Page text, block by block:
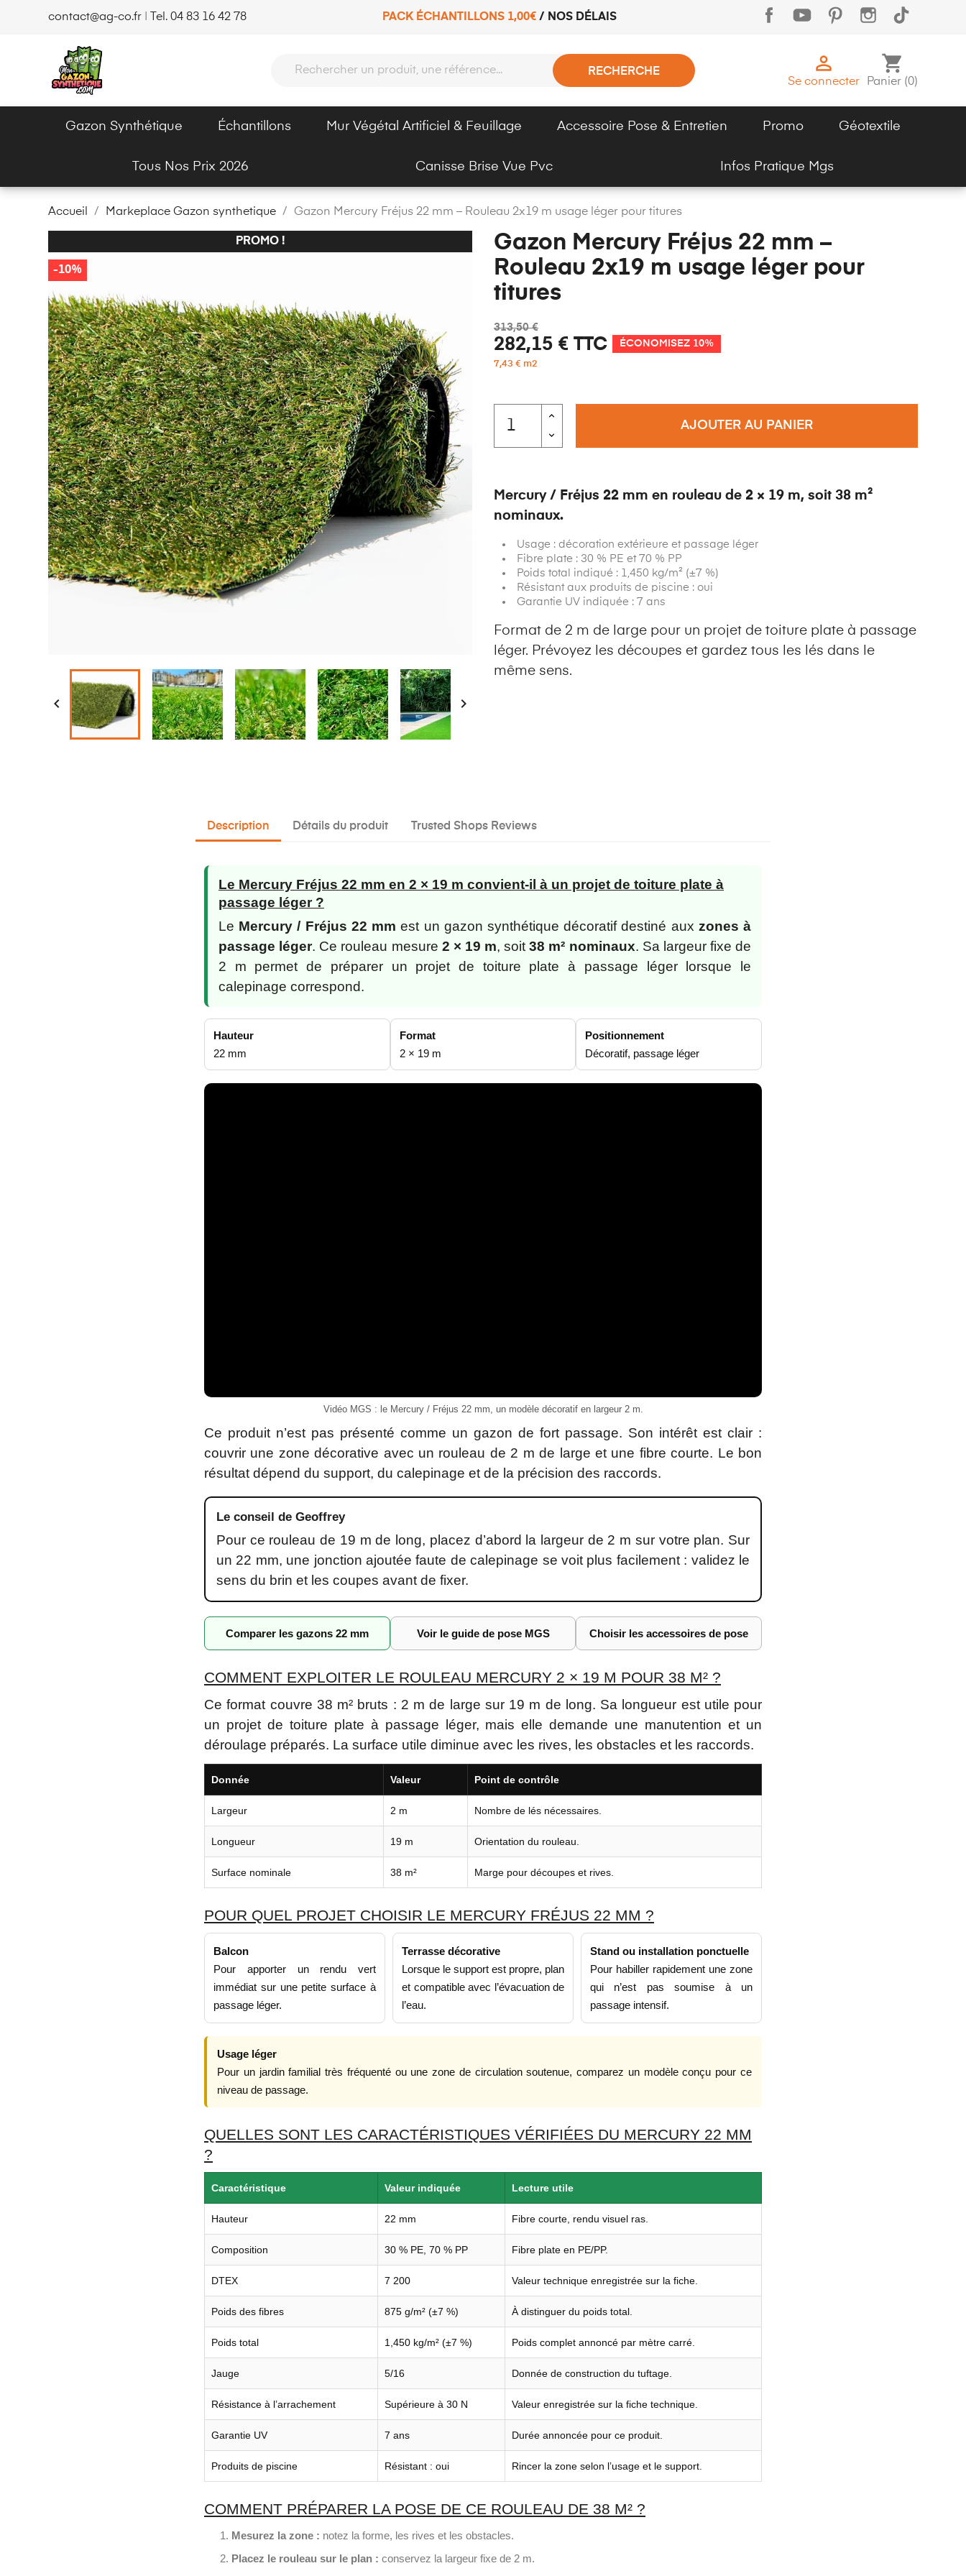
contact@ag-co.fr Tel. 04 83 16 42 78 PACK ÉCHANTILLONS 1,00€ / NOS DÉLAIS
RECHERCHE 
Se connecter
shopping_cart
Panier (0)
Gazon Synthétique Échantillons Mur Végétal Artificiel & Feuillage Accessoire Pose & Entretien Promo Géotextile
Tous Nos Prix 2026 Canisse Brise Vue Pvc Infos Pratique Mgs
Accueil Markeplace Gazon synthetique Gazon Mercury Fréjus 22 mm – Rouleau 2x19 m usage léger pour titures
PROMO !
-10%
 
Gazon Mercury Fréjus 22 mm –
Rouleau 2x19 m usage léger pour
titures
313,50 €
282,15 € TTC ÉCONOMISEZ 10%
7,43 € m2
AJOUTER AU PANIER
Mercury / Fréjus 22 mm en rouleau de 2 × 19 m, soit 38 m²
nominaux.
Usage : décoration extérieure et passage léger
Fibre plate : 30 % PE et 70 % PP
Poids total indiqué : 1,450 kg/m² (±7 %)
Résistant aux produits de piscine : oui
Garantie UV indiquée : 7 ans
Format de 2 m de large pour un projet de toiture plate à passage
léger. Prévoyez les découpes et gardez tous les lés dans le
même sens.
Description Détails du produit Trusted Shops Reviews
Le Mercury Fréjus 22 mm en 2 × 19 m convient-il à un projet de toiture plate à
passage léger ?
Le Mercury / Fréjus 22 mm est un gazon synthétique décoratif destiné aux zones à
passage léger. Ce rouleau mesure 2 × 19 m, soit38 m² nominaux. Sa largeur fixe de
2 m permet de préparer un projet de toiture plate à passage léger lorsque le
calepinage correspond.
Hauteur
22 mm
Format
2 × 19 m
Positionnement
Décoratif, passage léger
Vidéo MGS : le Mercury / Fréjus 22 mm, un modèle décoratif en largeur 2 m.
Ce produit n’est pas présenté comme un gazon de fort passage. Son intérêt est clair :
couvrir une zone décorative avec un rouleau de 2 m de large et une fibre courte. Le bon
résultat dépend du support, du calepinage et de la précision des raccords.
Le conseil de Geoffrey
Pour ce rouleau de 19 m de long, placez d’abord la largeur de 2 m sur votre plan. Sur
un 22 mm, une jonction ajoutée faute de calepinage se voit plus facilement : validez le
sens du brin et les coupes avant de fixer.
Comparer les gazons 22 mm Voir le guide de pose MGS Choisir les accessoires de pose
COMMENT EXPLOITER LE ROULEAU MERCURY 2 × 19 M POUR 38 M² ?
Ce format couvre 38 m² bruts : 2 m de large sur 19 m de long. Sa longueur est utile pour
un projet de toiture plate à passage léger, mais elle demande une manutention et un
déroulage préparés. La surface utile diminue avec les rives, les obstacles et les raccords.
Donnée Valeur Point de contrôle
Largeur 2 m Nombre de lés nécessaires.
Longueur 19 m Orientation du rouleau.
Surface nominale 38 m² Marge pour découpes et rives.
POUR QUEL PROJET CHOISIR LE MERCURY FRÉJUS 22 MM ?
Balcon
Pour apporter un rendu vert
immédiat sur une petite surface à
passage léger.
Terrasse décorative
Lorsque le support est propre, plan
et compatible avec l’évacuation de
l’eau.
Stand ou installation ponctuelle
Pour habiller rapidement une zone
qui n’est pas soumise à un
passage intensif.
Usage léger
Pour un jardin familial très fréquenté ou une zone de circulation soutenue, comparez un modèle conçu pour ce
niveau de passage.
QUELLES SONT LES CARACTÉRISTIQUES VÉRIFIÉES DU MERCURY 22 MM
?
Caractéristique Valeur indiquée Lecture utile
Hauteur 22 mm Fibre courte, rendu visuel ras.
Composition 30 % PE, 70 % PP Fibre plate en PE/PP.
DTEX 7 200 Valeur technique enregistrée sur la fiche.
Poids des fibres 875 g/m² (±7 %) À distinguer du poids total.
Poids total 1,450 kg/m² (±7 %) Poids complet annoncé par mètre carré.
Jauge 5/16 Donnée de construction du tuftage.
Résistance à l’arrachement Supérieure à 30 N Valeur enregistrée sur la fiche technique.
Garantie UV 7 ans Durée annoncée pour ce produit.
Produits de piscine Résistant : oui Rincer la zone selon l’usage et le support.
COMMENT PRÉPARER LA POSE DE CE ROULEAU DE 38 M² ?
Mesurez la zone : notez la forme, les rives et les obstacles.
Placez le rouleau sur le plan : conservez la largeur fixe de 2 m.